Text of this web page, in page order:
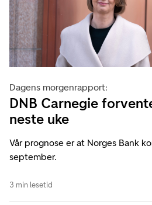
Dagens morgenrapport:
DNB Carnegie
neste uke
Vår prognose er at Norges Bank
september.
3 min lesetid